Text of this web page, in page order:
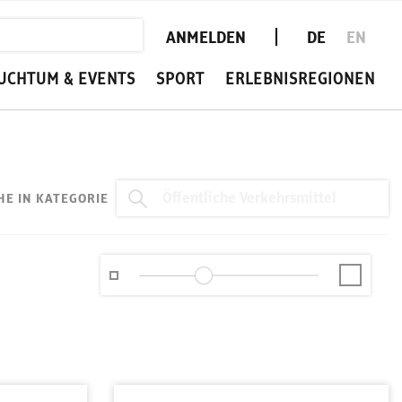
ANMELDEN DE EN
& EVENTS SPORT ERLEBNISREGIONEN
IN KATEGORIE